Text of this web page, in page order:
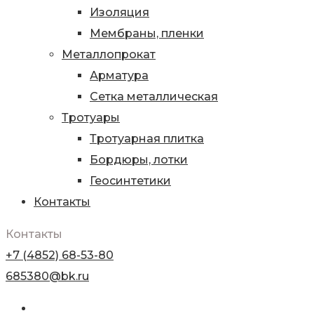
Изоляция
Мембраны, пленки
Металлопрокат
Арматура
Сетка металлическая
Тротуары
Тротуарная плитка
Бордюры, лотки
Геосинтетики
Контакты
Контакты
+7 (4852) 68-53-80
685380@bk.ru